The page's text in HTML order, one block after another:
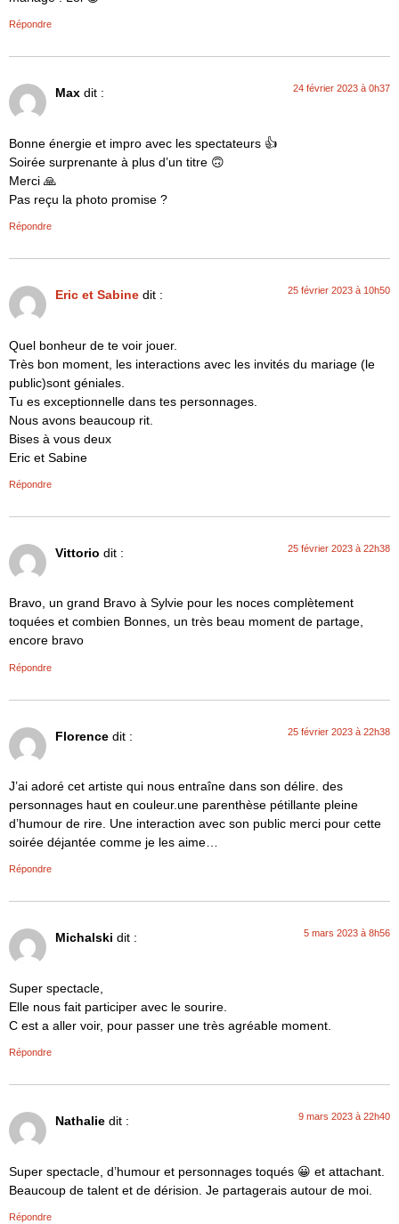
Répondre
Max dit : 24 février 2023 à 0h37
Bonne énergie et impro avec les spectateurs 👍
Soirée surprenante à plus d’un titre 🙃
Merci 🙏
Pas reçu la photo promise ?
Répondre
Eric et Sabine dit : 25 février 2023 à 10h50
Quel bonheur de te voir jouer.
Très bon moment, les interactions avec les invités du mariage (le
public)sont géniales.
Tu es exceptionnelle dans tes personnages.
Nous avons beaucoup rit.
Bises à vous deux
Eric et Sabine
Répondre
Vittorio dit : 25 février 2023 à 22h38
Bravo, un grand Bravo à Sylvie pour les noces complètement
toquées et combien Bonnes, un très beau moment de partage,
encore bravo
Répondre
Florence dit : 25 février 2023 à 22h38
J’ai adoré cet artiste qui nous entraîne dans son délire. des
personnages haut en couleur.une parenthèse pétillante pleine
d’humour de rire. Une interaction avec son public merci pour cette
soirée déjantée comme je les aime…
Répondre
Michalski dit : 5 mars 2023 à 8h56
Super spectacle,
Elle nous fait participer avec le sourire.
C est a aller voir, pour passer une très agréable moment.
Répondre
Nathalie dit : 9 mars 2023 à 22h40
Super spectacle, d’humour et personnages toqués 😀 et attachant.
Beaucoup de talent et de dérision. Je partagerais autour de moi.
Répondre